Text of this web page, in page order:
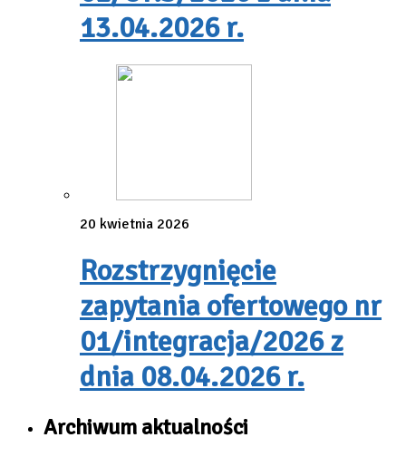
13.04.2026 r.
20 kwietnia 2026
Rozstrzygnięcie
zapytania ofertowego nr
01/integracja/2026 z
dnia 08.04.2026 r.
Archiwum aktualności